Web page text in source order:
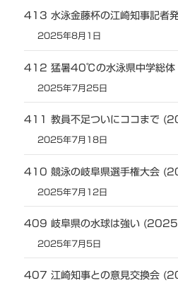
413 水泳金藤杯の江崎知事記
2025年8月1日
412 猛暑40℃の水泳県中学総
2025年7月25日
411 教員不足ついにココまで
2025年7月18日
410 競泳の岐阜県選手権大会
2025年7月12日
409 岐阜県の水球は強い
2025年7月5日
407 江崎知事との意見交換会